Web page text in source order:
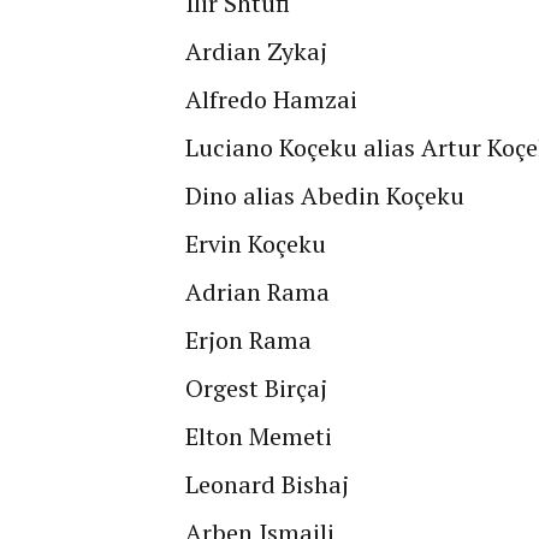
Ardian Zykaj
Alfredo Hamzai
Luciano Koçeku alias Artur
Dino alias Abedin Koçeku
Ervin Koçeku
Adrian Rama
Erjon Rama
Orgest Birçaj
Elton Memeti
Leonard Bishaj
Arben Ismaili